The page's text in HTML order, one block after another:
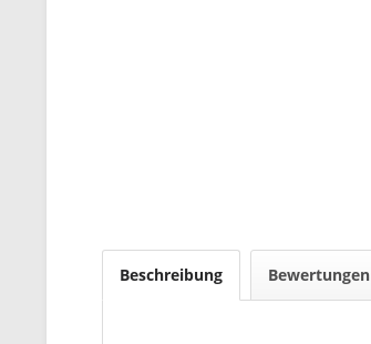
Beschreibung Bewertungen